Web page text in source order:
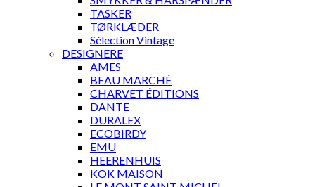
TASKER
TØRKLÆDER
Sélection Vintage
DESIGNERE
AMES
BEAU MARCHÉ
CHARVET ÉDITIONS
DANTE
DURALEX
ECOBIRDY
EMU
HEERENHUIS
KOK MAISON